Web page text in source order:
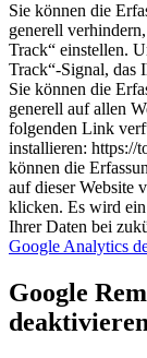
Sie können die
generell
Track“ einstellen.
Track“-Signal, das
Sie können die
generell auf allen
folgenden Link
installieren: https://
können die
auf dieser Website
klicken. Es wird
Ihrer Daten bei
Google Analytics
Google